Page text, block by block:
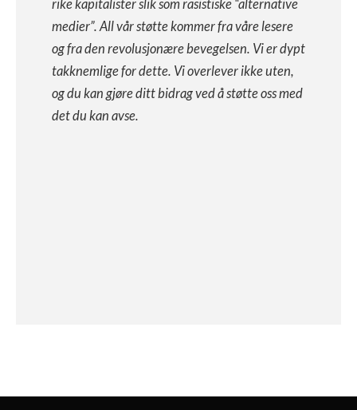
rike kapitalister slik som rasistiske “alternative
medier”. All vår støtte kommer fra våre lesere
og fra den revolusjonære bevegelsen. Vi er dypt
takknemlige for dette. Vi overlever ikke uten,
og du kan gjøre ditt bidrag ved å støtte oss med
det du kan avse.